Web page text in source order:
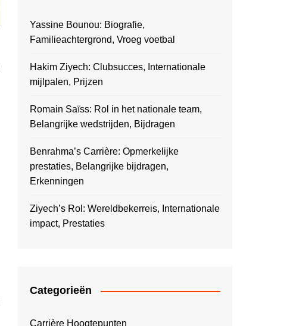
Yassine Bounou: Biografie,
Familieachtergrond, Vroeg voetbal
Hakim Ziyech: Clubsucces, Internationale
mijlpalen, Prijzen
Romain Saïss: Rol in het nationale team,
Belangrijke wedstrijden, Bijdragen
Benrahma’s Carrière: Opmerkelijke
prestaties, Belangrijke bijdragen,
Erkenningen
Ziyech’s Rol: Wereldbekerreis, Internationale
impact, Prestaties
Categorieën
Carrière Hoogtepunten